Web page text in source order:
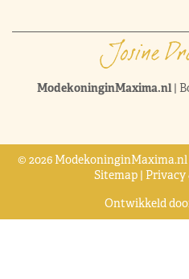
ModekoninginMaxima.nl|
© 2026
Sitemap | Privacy
Ontwikkeld